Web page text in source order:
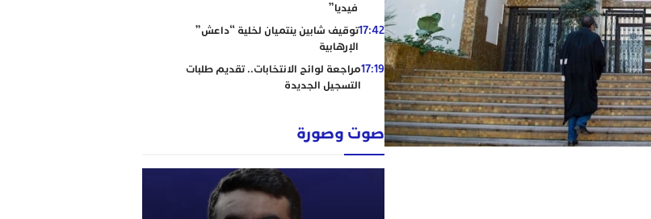
فيديا”
17:42توقيف شابين ينتميان لخلية “داعش”
الإرهابية
17:19مراجعة لوائح الانتخابات.. تقديم طلبات
التسجيل الجديدة
صوت وصورة